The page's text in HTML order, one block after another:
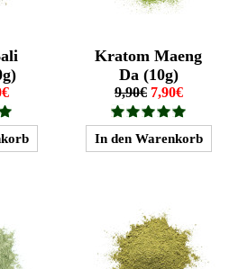
Kratom Maeng
Da (10g)
9,90€ 7,90€